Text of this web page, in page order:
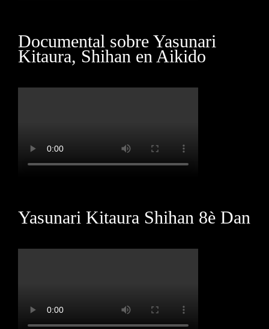
Documental sobre Yasunari
Kitaura, Shihan en Aikido
Yasunari Kitaura Shihan 8è Dan